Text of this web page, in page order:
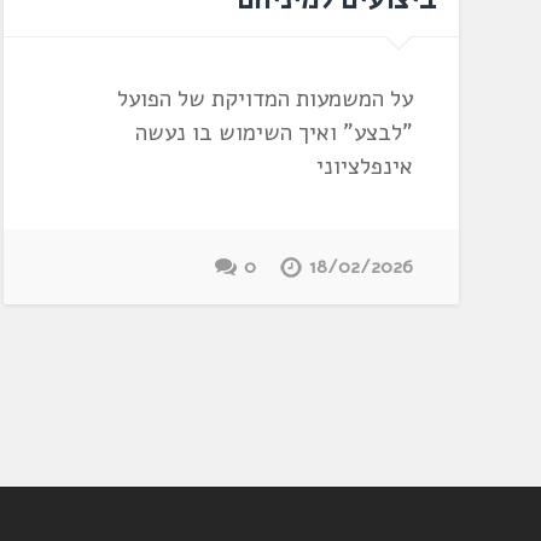
על המשמעות המדויקת של הפועל
"לבצע" ואיך השימוש בו נעשה
אינפלציוני
18/02/2026
0